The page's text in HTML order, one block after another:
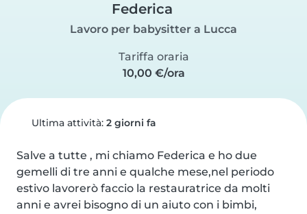
Federica
Lavoro per babysitter a Lucca
Tariffa oraria
10,00 €/ora
Ultima attività: 2 giorni fa
Salve a tutte , mi chiamo Federica e ho due
gemelli di tre anni e qualche mese,nel periodo
estivo lavorerò faccio la restauratrice da molti
anni e avrei bisogno di un aiuto con i bimbi,